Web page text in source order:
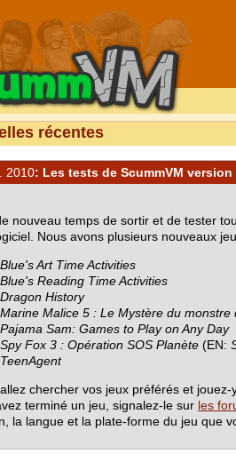
récentes
2010: Les tests de ScummVM version
nouveau temps de sortir et de tester
Nous avons plusieurs nouveaux
Blue's Art Time Activities
Blue's Reading Time Activities
Dragon History
Marine Malice 5 : Le Mystère du monstre
Pajama Sam: Games to Play on Any Day
Spy Fox 3 : Opération SOS Planète (EN:
TeenAgent
chercher vos jeux préférés et jouez-
terminé un jeu, signalez-le sur les
la langue et la plate-forme du jeu que